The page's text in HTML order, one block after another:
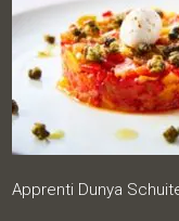
Apprenti Dunya